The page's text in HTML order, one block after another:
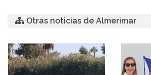
Otras noticias de Almerimar